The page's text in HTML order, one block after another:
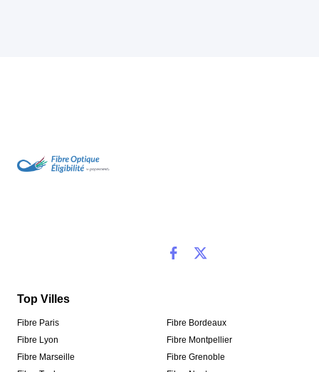
Top Villes
Fibre Paris
Fibre Lyon
Fibre Marseille
Fibre Bordeaux
Fibre Montpellier
Fibre Grenoble